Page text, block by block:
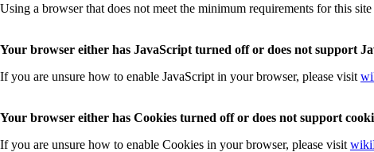
Using a browser that does not meet the minimum requirements for this
Your browser either has JavaScript turned off or does not support
If you are unsure how to enable JavaScript in your browser, please visit
Your browser either has Cookies turned off or does not support
If you are unsure how to enable Cookies in your browser, please visit